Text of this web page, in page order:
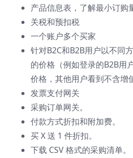
产品信息表，了解最小订购
关税和预扣税
一个账户多个买家
针对B2C和B2B用户以不同
的价格（例如登录的B2B用
价格，其他用户看到不含增
发票支付网关
采购订单网关。
付款方式折扣和附加费。
买 X 送 1 件折扣。
下载 CSV 格式的采购清单。